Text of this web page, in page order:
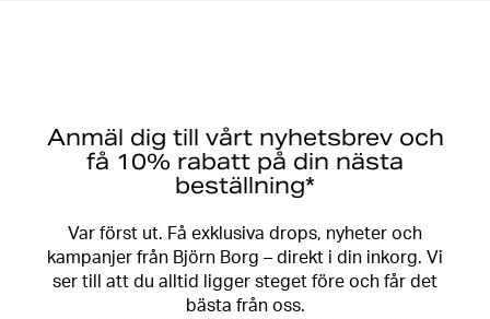
Anmäl dig till vårt nyhetsbrev och
få 10% rabatt på din nästa
beställning*
Var först ut. Få exklusiva drops, nyheter och
kampanjer från Björn Borg – direkt i din inkorg. Vi
ser till att du alltid ligger steget före och får det
bästa från oss.